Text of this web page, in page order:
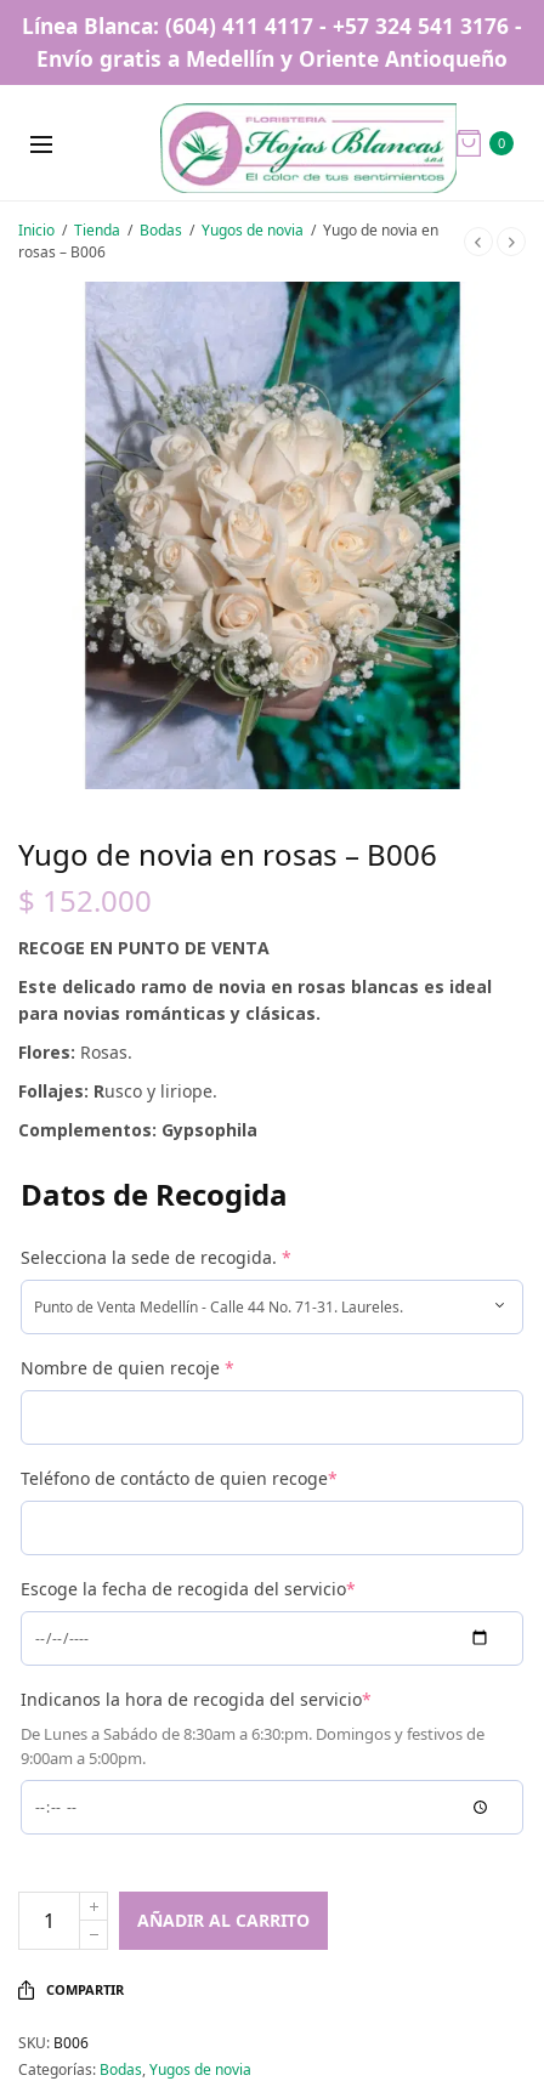
Línea Blanca: (604) 411 4117 - +57 324 541 3176 -
Envío gratis a Medellín y Oriente Antioqueño
0
Inicio / Tienda / Bodas / Yugos de novia / Yugo de novia en
rosas – B006
Yugo de novia en rosas – B006
$ 152.000
RECOGE EN PUNTO DE VENTA
Este delicado ramo de novia en rosas blancas es ideal
para novias románticas y clásicas.
Flores: Rosas.
Follajes: Rusco y liriope.
Complementos: Gypsophila
Datos de Recogida
Selecciona la sede de recogida. *
Nombre de quien recoje *
Teléfono de contácto de quien recoge*
Escoge la fecha de recogida del servicio*
Indicanos la hora de recogida del servicio*
De Lunes a Sabádo de 8:30am a 6:30:pm. Domingos y festivos de
9:00am a 5:00pm.
AÑADIR AL CARRITO
COMPARTIR
SKU: B006
Categorías: Bodas,Yugos de novia